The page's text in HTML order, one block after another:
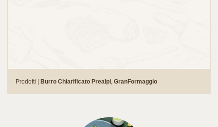
Prodotti | Burro Chiarificato Prealpi GranFormaggio